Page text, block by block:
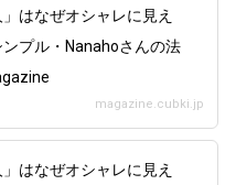
」はなぜオシャレに見え
プル・Nanahoさんの法
magazine.cubki.jp
」はなぜオシャレに見え